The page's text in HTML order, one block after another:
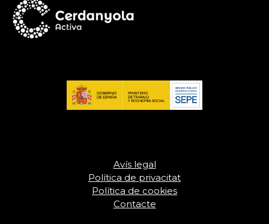
Avís legal
Política de privacitat
Política de cookies
Contacte